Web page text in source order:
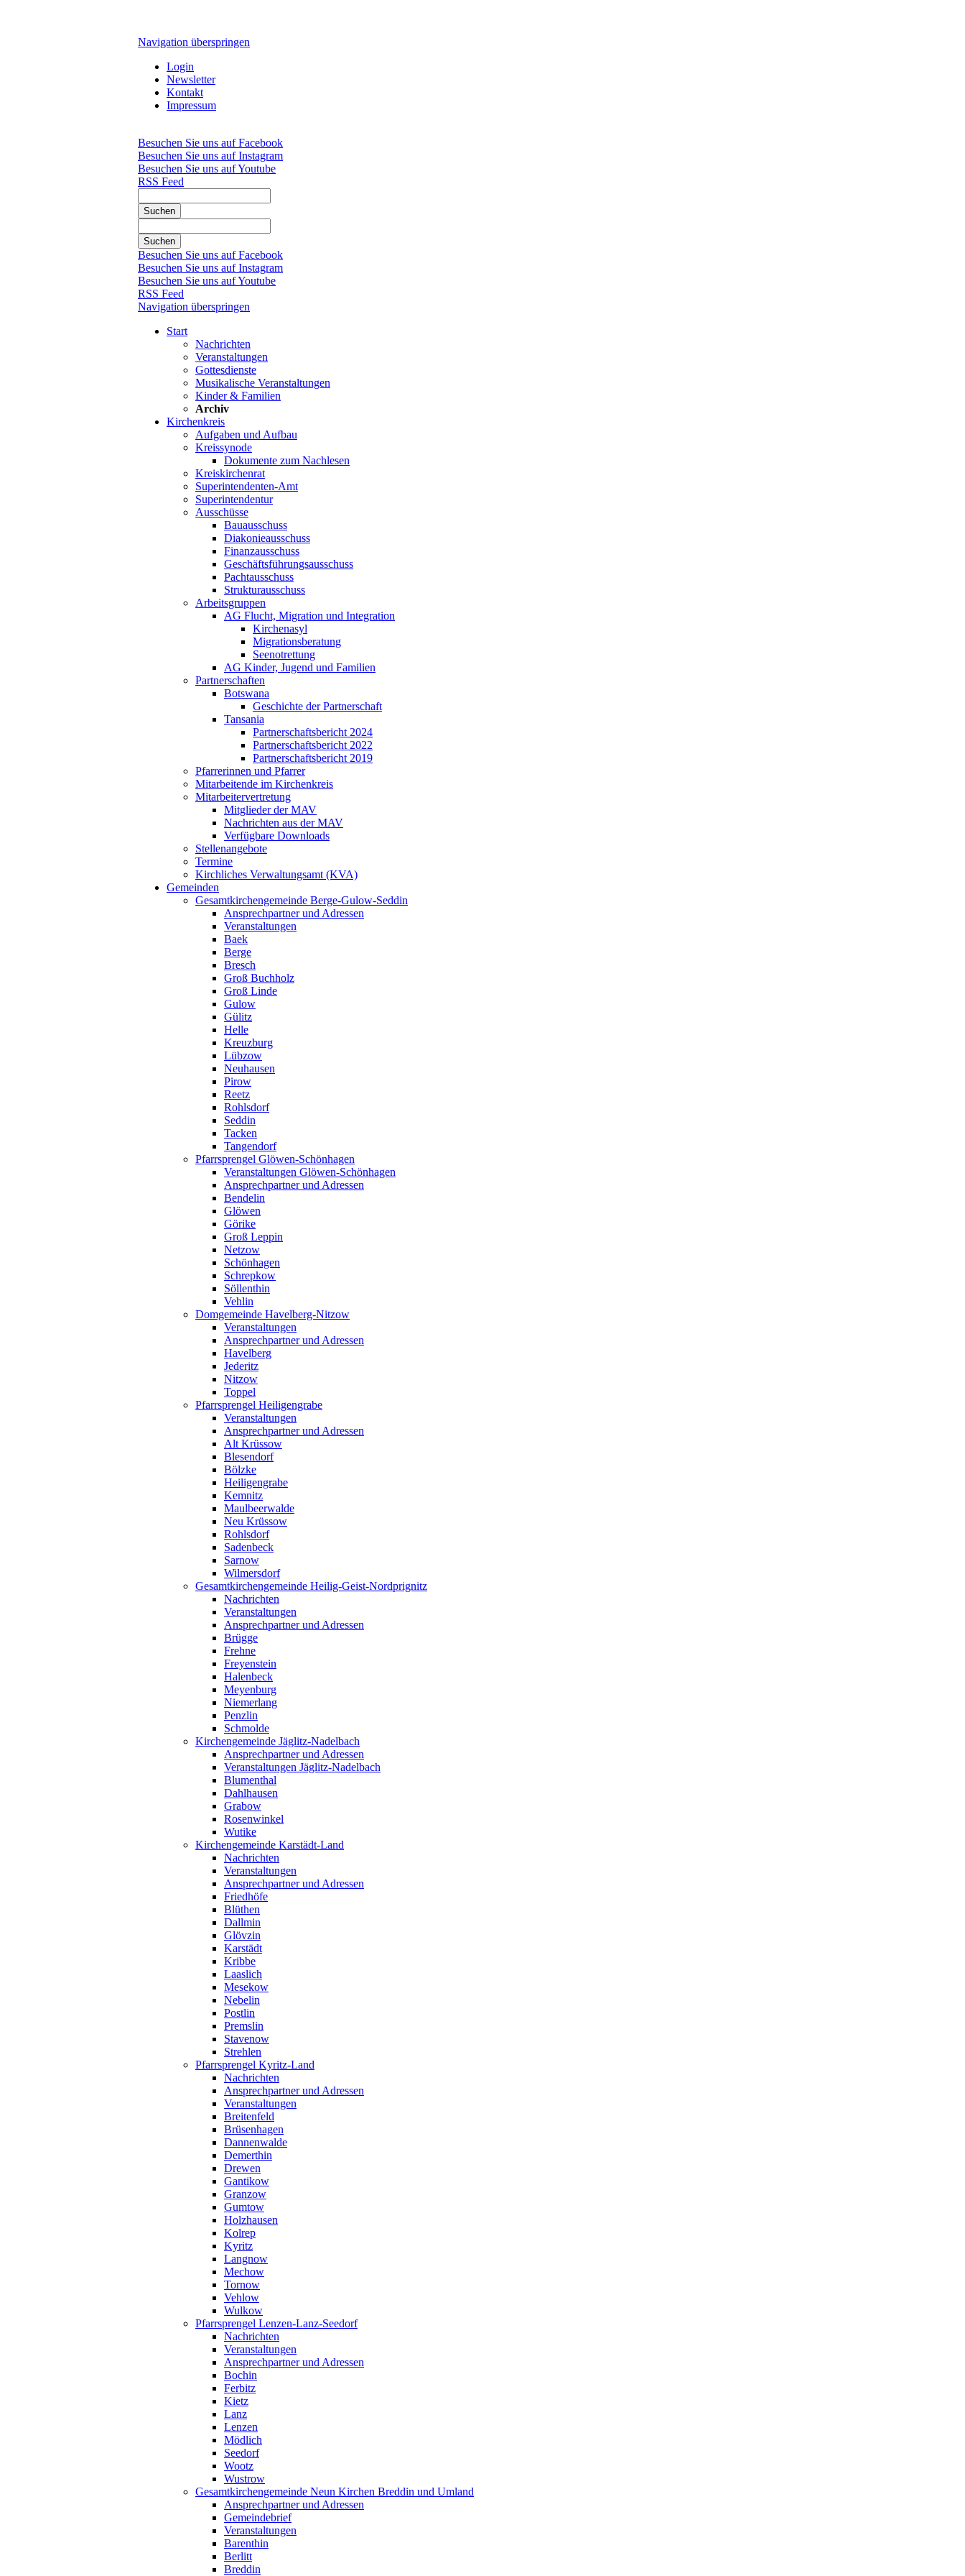
Navigation überspringen
Login
Newsletter
Kontakt
Impressum
Besuchen Sie uns auf Facebook
Besuchen Sie uns auf Instagram
Besuchen Sie uns auf Youtube
RSS Feed
Suchen
Suchen
Besuchen Sie uns auf Facebook
Besuchen Sie uns auf Instagram
Besuchen Sie uns auf Youtube
RSS Feed
Navigation überspringen
Start
Nachrichten
Veranstaltungen
Gottesdienste
Musikalische Veranstaltungen
Kinder & Familien
Archiv
Kirchenkreis
Aufgaben und Aufbau
Kreissynode
Dokumente zum Nachlesen
Kreiskirchenrat
Superintendenten-Amt
Superintendentur
Ausschüsse
Bauausschuss
Diakonieausschuss
Finanzausschuss
Geschäftsführungsausschuss
Pachtausschuss
Strukturausschuss
Arbeitsgruppen
AG Flucht, Migration und Integration
Kirchenasyl
Migrationsberatung
Seenotrettung
AG Kinder, Jugend und Familien
Partnerschaften
Botswana
Geschichte der Partnerschaft
Tansania
Partnerschaftsbericht 2024
Partnerschaftsbericht 2022
Partnerschaftsbericht 2019
Pfarrerinnen und Pfarrer
Mitarbeitende im Kirchenkreis
Mitarbeitervertretung
Mitglieder der MAV
Nachrichten aus der MAV
Verfügbare Downloads
Stellenangebote
Termine
Kirchliches Verwaltungsamt (KVA)
Gemeinden
Gesamtkirchengemeinde Berge-Gulow-Seddin
Ansprechpartner und Adressen
Veranstaltungen
Baek
Berge
Bresch
Groß Buchholz
Groß Linde
Gulow
Gülitz
Helle
Kreuzburg
Lübzow
Neuhausen
Pirow
Reetz
Rohlsdorf
Seddin
Tacken
Tangendorf
Pfarrsprengel Glöwen-Schönhagen
Veranstaltungen Glöwen-Schönhagen
Ansprechpartner und Adressen
Bendelin
Glöwen
Görike
Groß Leppin
Netzow
Schönhagen
Schrepkow
Söllenthin
Vehlin
Domgemeinde Havelberg-Nitzow
Veranstaltungen
Ansprechpartner und Adressen
Havelberg
Jederitz
Nitzow
Toppel
Pfarrsprengel Heiligengrabe
Veranstaltungen
Ansprechpartner und Adressen
Alt Krüssow
Blesendorf
Bölzke
Heiligengrabe
Kemnitz
Maulbeerwalde
Neu Krüssow
Rohlsdorf
Sadenbeck
Sarnow
Wilmersdorf
Gesamtkirchengemeinde Heilig-Geist-Nordprignitz
Nachrichten
Veranstaltungen
Ansprechpartner und Adressen
Brügge
Frehne
Freyenstein
Halenbeck
Meyenburg
Niemerlang
Penzlin
Schmolde
Kirchengemeinde Jäglitz-Nadelbach
Ansprechpartner und Adressen
Veranstaltungen Jäglitz-Nadelbach
Blumenthal
Dahlhausen
Grabow
Rosenwinkel
Wutike
Kirchengemeinde Karstädt-Land
Nachrichten
Veranstaltungen
Ansprechpartner und Adressen
Friedhöfe
Blüthen
Dallmin
Glövzin
Karstädt
Kribbe
Laaslich
Mesekow
Nebelin
Postlin
Premslin
Stavenow
Strehlen
Pfarrsprengel Kyritz-Land
Nachrichten
Ansprechpartner und Adressen
Veranstaltungen
Breitenfeld
Brüsenhagen
Dannenwalde
Demerthin
Drewen
Gantikow
Granzow
Gumtow
Holzhausen
Kolrep
Kyritz
Langnow
Mechow
Tornow
Vehlow
Wulkow
Pfarrsprengel Lenzen-Lanz-Seedorf
Nachrichten
Veranstaltungen
Ansprechpartner und Adressen
Bochin
Ferbitz
Kietz
Lanz
Lenzen
Mödlich
Seedorf
Wootz
Wustrow
Gesamtkirchengemeinde Neun Kirchen Breddin und Umland
Ansprechpartner und Adressen
Gemeindebrief
Veranstaltungen
Barenthin
Berlitt
Breddin